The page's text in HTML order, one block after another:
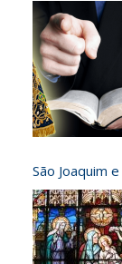
São Joaquim